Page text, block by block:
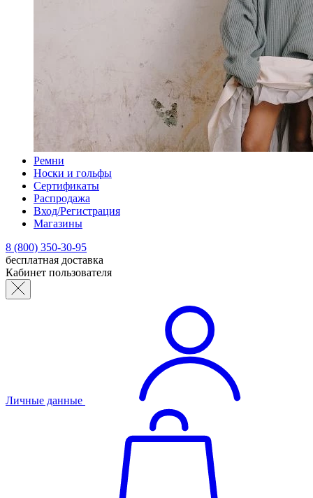
Ремни
Носки и гольфы
Сертификаты
Распродажа
Вход/Регистрация
Магазины
8 (800) 350-30-95
бесплатная доставка
Кабинет пользователя
Личные данные